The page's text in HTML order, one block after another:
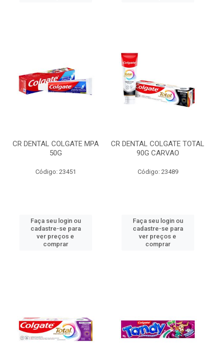
CR DENTAL COLGATE MPA
50G
Código: 23451
Faça seu login ou
cadastre-se para
ver preços e
comprar
CR DENTAL COLGATE TOTAL
90G CARVAO
Código: 23489
Faça seu login ou
cadastre-se para
ver preços e
comprar